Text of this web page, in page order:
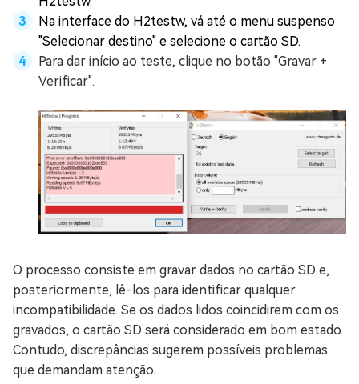
Na interface do H2testw, vá até o menu suspenso
"Selecionar destino" e selecione o cartão SD.
Para dar início ao teste, clique no botão "Gravar +
Verificar".
O processo consiste em gravar dados no cartão SD e,
posteriormente, lê-los para identificar qualquer
incompatibilidade. Se os dados lidos coincidirem com os
gravados, o cartão SD será considerado em bom estado.
Contudo, discrepâncias sugerem possíveis problemas
que demandam atenção.